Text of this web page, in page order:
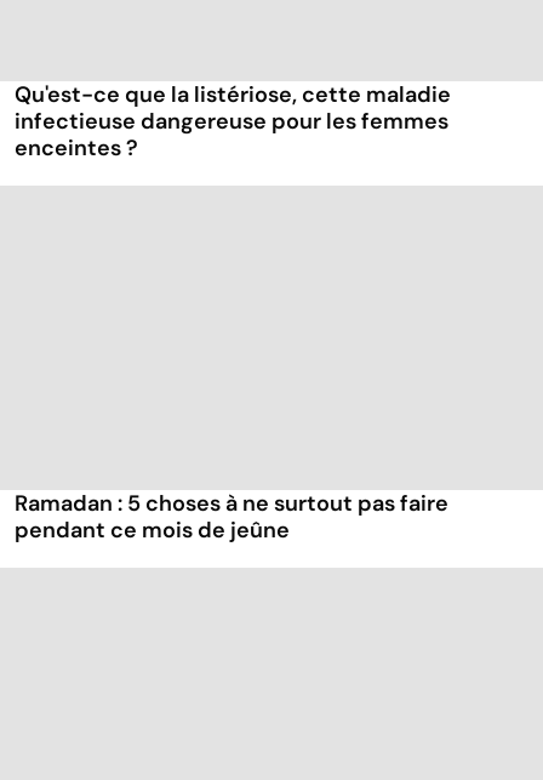
Qu'est-ce que la listériose, cette maladie
infectieuse dangereuse pour les femmes
enceintes ?
Ramadan : 5 choses à ne surtout pas faire
pendant ce mois de jeûne